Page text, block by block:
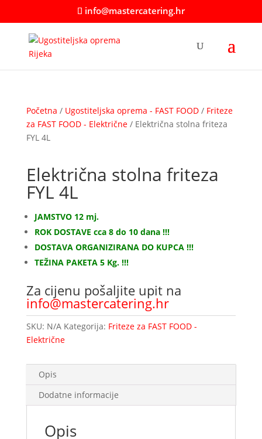
info@mastercatering.hr
Početna / Ugostiteljska oprema - FAST FOOD/ Friteze
za FAST FOOD - Električne/ Električna stolna friteza
FYL 4L
Električna stolna friteza
FYL 4L
JAMSTVO 12 mj.
ROK DOSTAVE cca 8 do 10 dana !!!
DOSTAVA ORGANIZIRANA DO KUPCA !!!
TEŽINA PAKETA 5 Kg. !!!
Za cijenu pošaljite upit na
info@mastercatering.hr
SKU: N/A Kategorija: Friteze za FAST FOOD -
Električne
Opis
Dodatne informacije
Opis